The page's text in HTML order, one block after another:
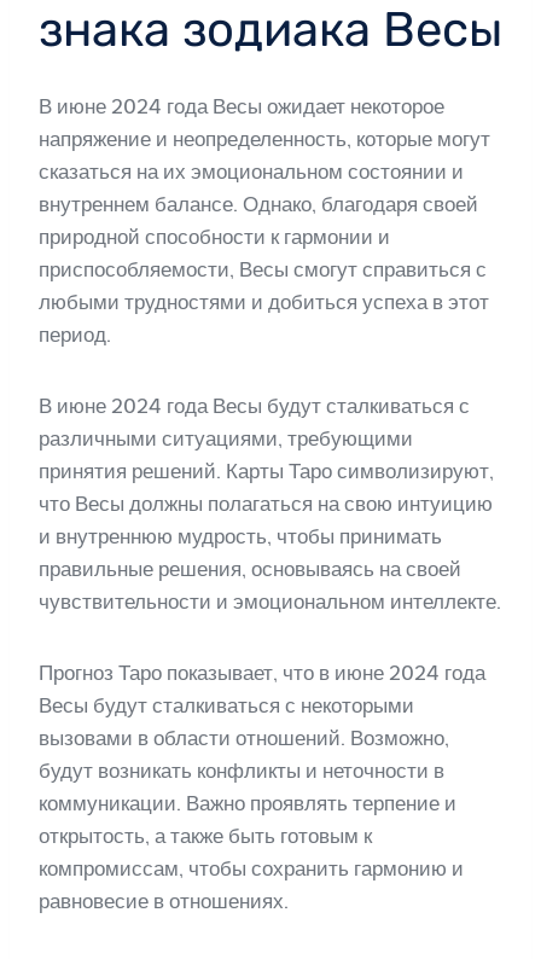
знака зодиака Весы
В июне 2024 года Весы ожидает некоторое
напряжение и неопределенность, которые могут
сказаться на их эмоциональном состоянии и
внутреннем балансе. Однако, благодаря своей
природной способности к гармонии и
приспособляемости, Весы смогут справиться с
любыми трудностями и добиться успеха в этот
период.
В июне 2024 года Весы будут сталкиваться с
различными ситуациями, требующими
принятия решений. Карты Таро символизируют,
что Весы должны полагаться на свою интуицию
и внутреннюю мудрость, чтобы принимать
правильные решения, основываясь на своей
чувствительности и эмоциональном интеллекте.
Прогноз Таро показывает, что в июне 2024 года
Весы будут сталкиваться с некоторыми
вызовами в области отношений. Возможно,
будут возникать конфликты и неточности в
коммуникации. Важно проявлять терпение и
открытость, а также быть готовым к
компромиссам, чтобы сохранить гармонию и
равновесие в отношениях.